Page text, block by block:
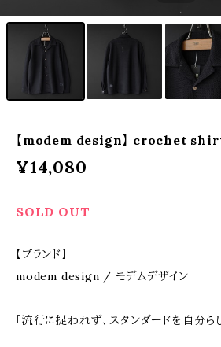
【modem design】 crochet
¥14,080
SOLD OUT
【ブランド】
modem design / モデムデザイン
「流行に捉われず、スタンダードを自分らし